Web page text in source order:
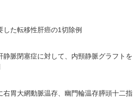
た転移性肝癌の1切除例
脈閉塞症に対して、内頸静脈グラフトを
胃大網動脈温存、幽門輪温存膵頭十二指